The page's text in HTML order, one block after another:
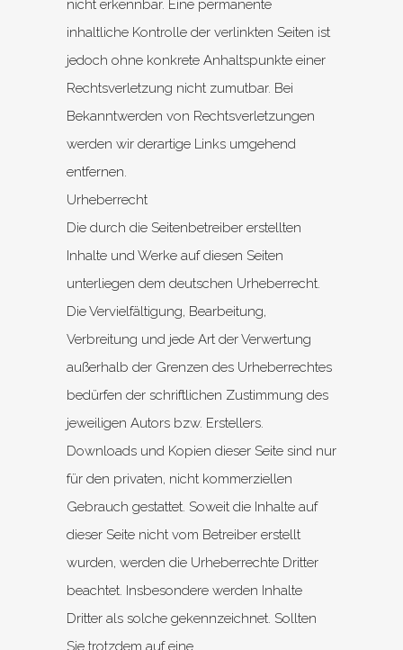
nicht erkennbar. Eine permanente
inhaltliche Kontrolle der verlinkten Seiten ist
jedoch ohne konkrete Anhaltspunkte einer
Rechtsverletzung nicht zumutbar. Bei
Bekanntwerden von Rechtsverletzungen
werden wir derartige Links umgehend
entfernen.
Urheberrecht
Die durch die Seitenbetreiber erstellten
Inhalte und Werke auf diesen Seiten
unterliegen dem deutschen Urheberrecht.
Die Vervielfältigung, Bearbeitung,
Verbreitung und jede Art der Verwertung
außerhalb der Grenzen des Urheberrechtes
bedürfen der schriftlichen Zustimmung des
jeweiligen Autors bzw. Erstellers.
Downloads und Kopien dieser Seite sind nur
für den privaten, nicht kommerziellen
Gebrauch gestattet. Soweit die Inhalte auf
dieser Seite nicht vom Betreiber erstellt
wurden, werden die Urheberrechte Dritter
beachtet. Insbesondere werden Inhalte
Dritter als solche gekennzeichnet. Sollten
Sie trotzdem auf eine